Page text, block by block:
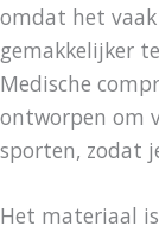
omdat het
gemakkelijker
Medische
ontworpen om
sporten, zodat
Het materiaal